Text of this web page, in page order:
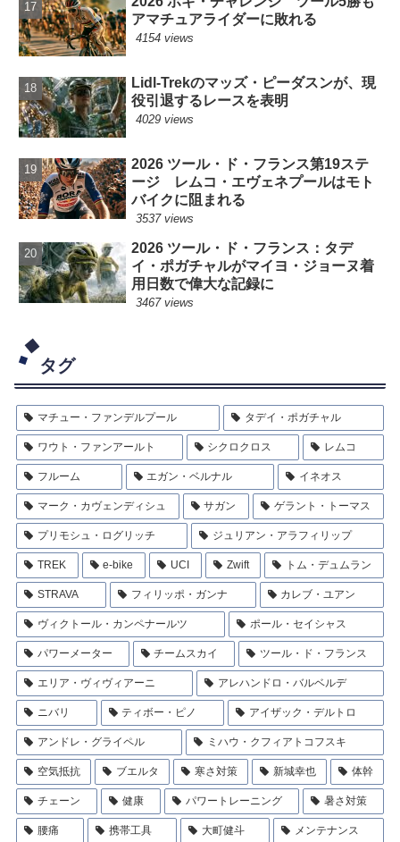
アマチュアライダーに敗れる
4154 views
Lidl-Trekのマッズ・ピーダスンが、現
役引退するレースを表明
4029 views
2026 ツール・ド・フランス第19ステ
ージ レムコ・エヴェネプールはモト
バイクに阻まれる
3537 views
2026 ツール・ド・フランス：タデ
イ・ポガチャルがマイヨ・ジョーヌ着
用日数で偉大な記録に
3467 views
タグ
マチュー・ファンデルプール タデイ・ポガチャル
ワウト・ファンアールト シクロクロス レムコ
フルーム エガン・ベルナル イネオス
マーク・カヴェンディシュ サガン ゲラント・トーマス
プリモシュ・ログリッチ ジュリアン・アラフィリップ
TREK e-bike UCI Zwift トム・デュムラン
STRAVA フィリッポ・ガンナ カレブ・ユアン
ヴィクトール・カンペナールツ ポール・セイシャス
パワーメーター チームスカイ ツール・ド・フランス
エリア・ヴィヴィアーニ アレハンドロ・バルベルデ
ニバリ ティボー・ピノ アイザック・デルトロ
アンドレ・グライペル ミハウ・クフィアトコフスキ
空気抵抗 ブエルタ 寒さ対策 新城幸也 体幹
チェーン 健康 パワートレーニング 暑さ対策
腰痛 携帯工具 大町健斗 メンテナンス